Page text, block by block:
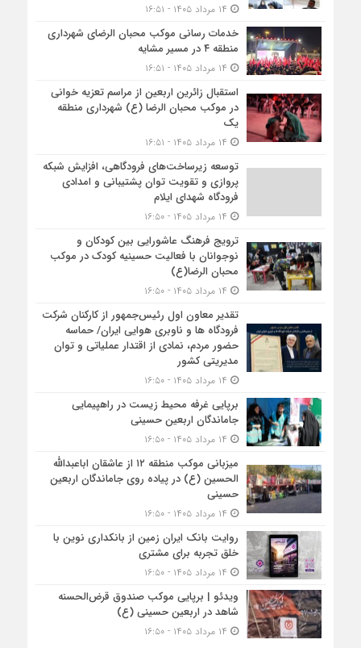
خدمات رسانی موکب محبان الرضای شهرداری
منطقه ۴ در مسیر مشایه
استقبال زائرین اربعین از مراسم تعزیه خوانی
در موکب محبان الرضا (ع) شهرداری منطقه
یک
توسعه زیرساخت‌های فرودگاهی، افزایش شبکه
پروازی و تقویت توان پشتیبانی و امدادی
فرودگاه شهدای ایلام
ترویج فرهنگ عاشورایی بین کودکان و
نوجوانان با فعالیت حسینیه کودک در موکب
محبان الرضا(ع)
تقدیر معاون اول رئیس‌جمهور از کارکنان شرکت
فرودگاه ها و ناوبری هوایی ایران/ حماسه
حضور مردم، نمادی از اقتدار عملیاتی و توان
مدیریتی کشور
برپایی غرفه محیط زیست در راهپیمایی
جاماندگان اربعین حسینی
میزبانی موکب منطقه ۱۲ از عاشقان اباعبدالله
الحسین (ع) در پیاده روی جاماندگان اربعین
حسینی
روایت بانک ایران زمین از بانکداری نوین با
خلق تجربه برای مشتری
ویدئو | برپایی موکب صندوق قرض‌الحسنه
شاهد در اربعین حسینی (ع)